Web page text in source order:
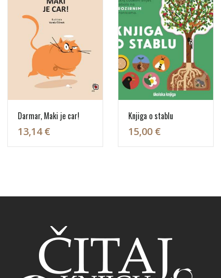
Darmar, Maki je car!
13,14 €
Knjiga o stablu
15,00 €